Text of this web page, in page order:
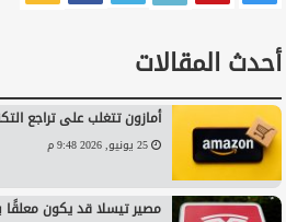
أحدث المقالات
أمازون تتغلب على تراجع
25 يونيو, 2026 9:48 م
مصير تيسلا قد يكون معلقًا